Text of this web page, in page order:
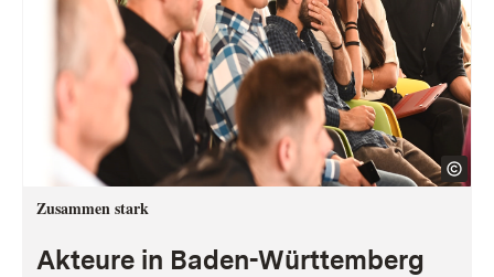
Zusammen stark
Akteure in Baden-Württemberg